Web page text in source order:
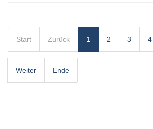
Start Zurück 1 2 3 4
Weiter Ende